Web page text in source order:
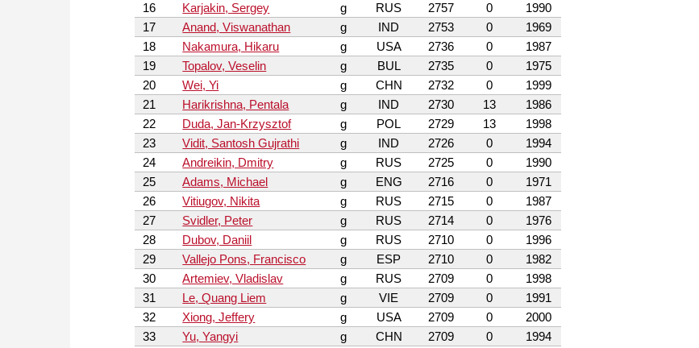
16
Karjakin, Sergey g RUS 2757 0
1990
17
Anand, Viswanathan g IND 2753 0
1969
18
Nakamura, Hikaru g USA 2736 0
1987
19
Topalov, Veselin g BUL 2735 0
1975
20
Wei, Yi g CHN 2732 0
1999
21
Harikrishna, Pentala g IND 2730 13
1986
22
Duda, Jan-Krzysztof g POL 2729 13
1998
23
Vidit, Santosh Gujrathi g IND 2726 0
1994
24
Andreikin, Dmitry g RUS 2725 0
1990
25
Adams, Michael g ENG 2716 0
1971
26
Vitiugov, Nikita g RUS 2715 0
1987
27
Svidler, Peter g RUS 2714 0
1976
28
Dubov, Daniil g RUS 2710 0
1996
29
Vallejo Pons, Francisco g ESP 2710 0
1982
30
Artemiev, Vladislav g RUS 2709 0
1998
31
Le, Quang Liem g VIE 2709 0
1991
32
Xiong, Jeffery g USA 2709 0
2000
33
Yu, Yangyi g CHN 2709 0
1994